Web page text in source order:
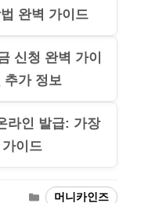
완벽 가이드
신청 완벽 가이
추가 정보
라인 발급: 가장
이드
Categories
머니카인즈